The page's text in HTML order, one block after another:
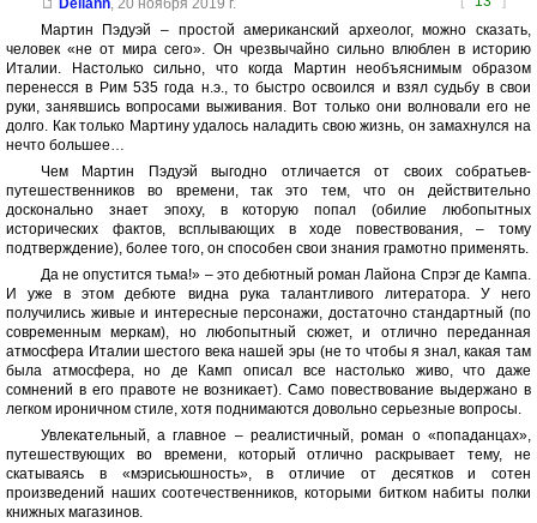
Deliann, 20 ноября 2019 г.
Мартин Пэдуэй – простой американский археолог, можно сказать,
человек «не от мира сего». Он чрезвычайно сильно влюблен в историю
Италии. Настолько сильно, что когда Мартин необъяснимым образом
перенесся в Рим 535 года н.э., то быстро освоился и взял судьбу в свои
руки, занявшись вопросами выживания. Вот только они волновали его не
долго. Как только Мартину удалось наладить свою жизнь, он замахнулся на
нечто большее…
Чем Мартин Пэдуэй выгодно отличается от своих собратьев-
путешественников во времени, так это тем, что он действительно
досконально знает эпоху, в которую попал (обилие любопытных
исторических фактов, всплывающих в ходе повествования, – тому
подтверждение), более того, он способен свои знания грамотно применять.
Да не опустится тьма!» – это дебютный роман Лайона Спрэг де Кампа.
И уже в этом дебюте видна рука талантливого литератора. У него
получились живые и интересные персонажи, достаточно стандартный (по
современным меркам), но любопытный сюжет, и отлично переданная
атмосфера Италии шестого века нашей эры (не то чтобы я знал, какая там
была атмосфера, но де Камп описал все настолько живо, что даже
сомнений в его правоте не возникает). Само повествование выдержано в
легком ироничном стиле, хотя поднимаются довольно серьезные вопросы.
Увлекательный, а главное – реалистичный, роман о «попаданцах»,
путешествующих во времени, который отлично раскрывает тему, не
скатываясь в «мэрисьюшность», в отличие от десятков и сотен
произведений наших соотечественников, которыми битком набиты полки
книжных магазинов.